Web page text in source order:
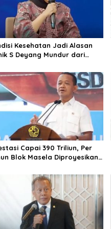
Kesehatan Jadi Alasan
S Deyang Mundur dari
Capai 390 Triliun, Per
Blok Masela Diproyesikan